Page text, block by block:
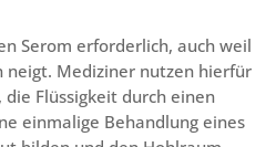
Serom erforderlich, auch weil
neigt. Mediziner nutzen hierfür
Flüssigkeit durch einen
einmalige Behandlung eines